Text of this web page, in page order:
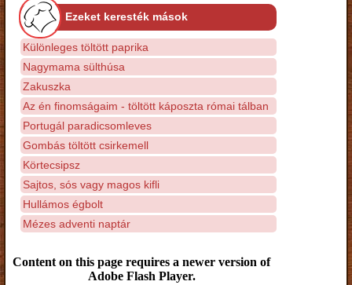
Ezeket keresték mások
Különleges töltött paprika
Nagymama sülthúsa
Zakuszka
Az én finomságaim - töltött káposzta római tálban
Portugál paradicsomleves
Gombás töltött csirkemell
Körtecsipsz
Sajtos, sós vagy magos kifli
Hullámos égbolt
Mézes adventi naptár
Content on this page requires a newer version of
Adobe Flash Player.